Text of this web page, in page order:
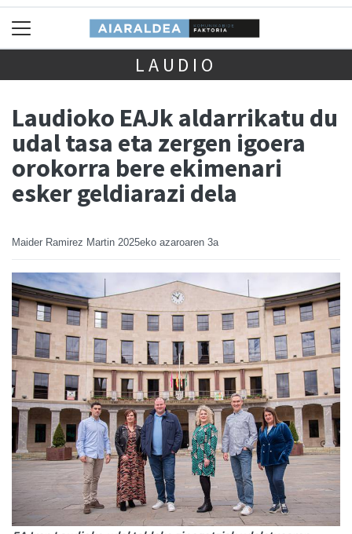
LAUDIO
Laudioko EAJk aldarrikatu du
udal tasa eta zergen igoera
orokorra bere ekimenari
esker geldiarazi dela
Maider Ramirez Martin 2025eko azaroaren 3a